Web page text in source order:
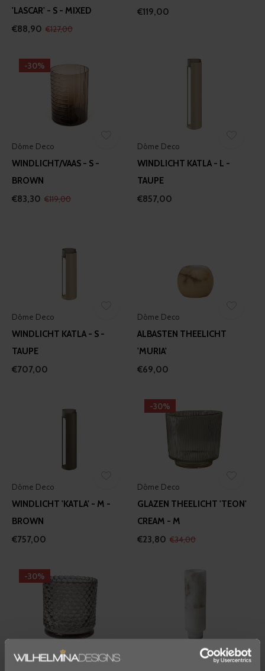
'LASCAR' - S - MIXED
€88,90 €127,00
€119,00
-30%
Dôme Deco
WINDLICHT/VAAS - S -
BROWN
€83,30 €119,00
Dôme Deco
WINDLICHT KATLA - L -
TAUPE
€857,00
Dôme Deco
WINDLICHT KATLA - S -
TAUPE
€707,00
Dôme Deco
ALBASTEN THEELICHT
'MURIA'
€69,00
Dôme Deco
WINDLICHT 'KATLA' - M -
BROWN
€757,00
-30%
Dôme Deco
GLAZEN THEELICHT 'TEON'
CREAM - M
€23,80 €34,00
-30%
Dôme Deco